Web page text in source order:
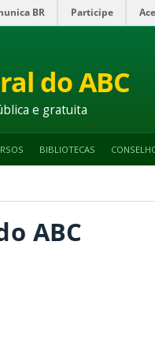
BR Participe
do ABC
e gratuita
BIBLIOTECAS
ABC